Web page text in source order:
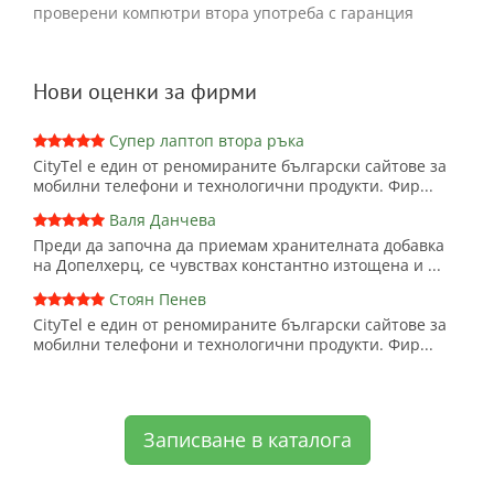
проверени компютри втора употреба с гаранция
Нови оценки за фирми
Супер лаптоп втора ръка
CityTel е един от реномираните български сайтове за
мобилни телефони и технологични продукти. Фир...
Валя Данчева
Преди да започна да приемам хранителната добавка
на Допелхерц, се чувствах константно изтощена и ...
Стоян Пенев
CityTel е един от реномираните български сайтове за
мобилни телефони и технологични продукти. Фир...
Записване в каталога